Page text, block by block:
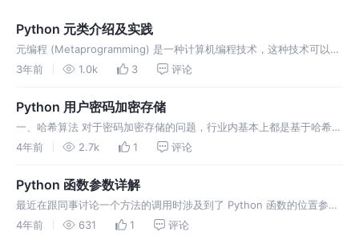
Python 元类介绍及实践
元编程 (Metaprogramming) 是一种计算机编程技术，这种技术可以使
计算机程序将其它程序当做其数据进行处理。这意味着一个程序可以对
3年前 1.0k 3 评论
Python 用户密码加密存储
一、哈希算法 对于密码加密存储的问题，行业内基本上都是基于哈希加
密的方式来解决，说到哈希加密，首先需要了解下什么是哈希算法。 维
以在发
4年前 2.7k 1 评论
Python 函数参数详解
最近在跟同事讨论一个方法的调用时涉及到了 Python 函数的位置参数
和关键字参数的相关知识，发现之前学习 Python 时对函数参数研究的
4年前 631 1 评论